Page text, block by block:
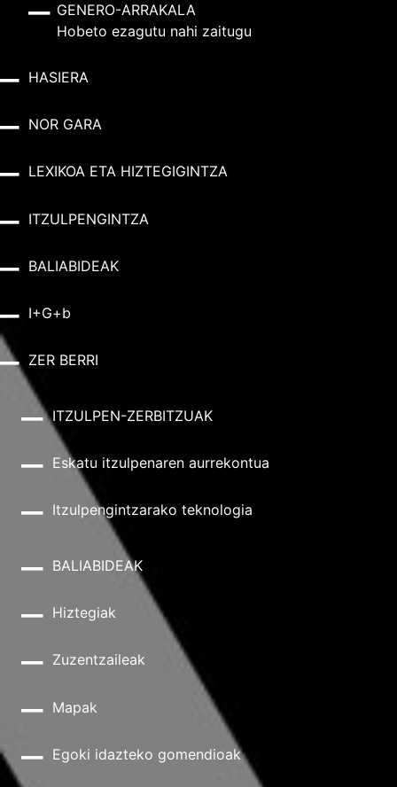
GENERO-ARRAKALA
Hobeto ezagutu nahi zaitugu
HASIERA
NOR GARA
LEXIKOA ETA HIZTEGIGINTZA
ITZULPENGINTZA
BALIABIDEAK
I+G+b
ZER BERRI
ITZULPEN-ZERBITZUAK
Eskatu itzulpenaren aurrekontua
Itzulpengintzarako teknologia
BALIABIDEAK
Hiztegiak
Zuzentzaileak
Mapak
Egoki idazteko gomendioak